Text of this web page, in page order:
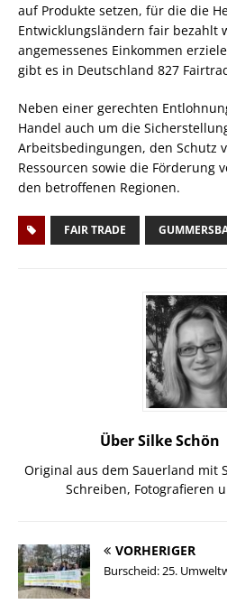
auf Produkte setzen, für die die
Entwicklungsländern fair bezahlt
angemessenes Einkommen
gibt es in Deutschland 827
Neben einer gerechten
Handel auch um die
Arbeitsbedingungen, den Schutz
Ressourcen sowie die Förderung
den betroffenen Regionen.
FAIR TRADE
Über Silke Schön
Original aus dem Sauerland mit
Schreiben, Fotografieren
VORHERIGER
Burscheid: 25.